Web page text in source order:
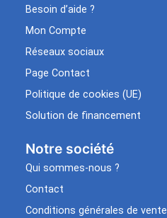
Besoin d’aide ?
Mon Compte
Réseaux sociaux
Page Contact
Politique de cookies (UE)
Solution de financement
Notre société
Qui sommes-nous ?
Contact
Conditions générales de vente